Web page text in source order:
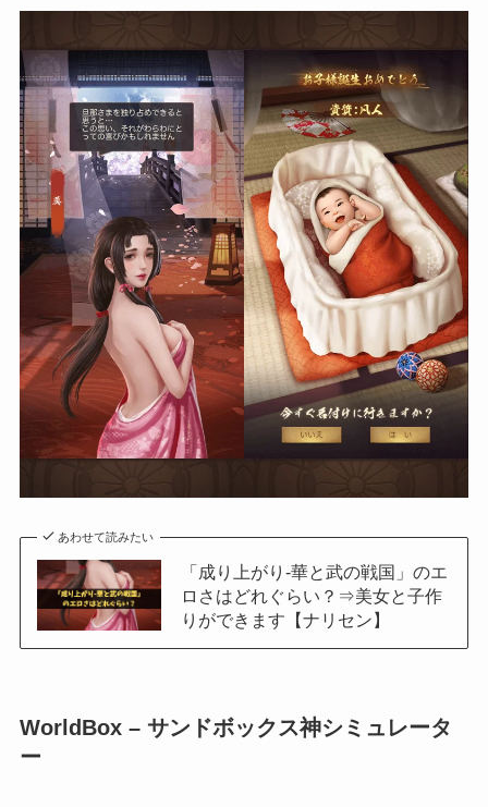
あわせて読みたい
「成り上がり-華と武の戦国」のエ
ロさはどれぐらい？⇒美女と子作
りができます【ナリセン】
WorldBox – サンドボックス神シミュレータ
ー